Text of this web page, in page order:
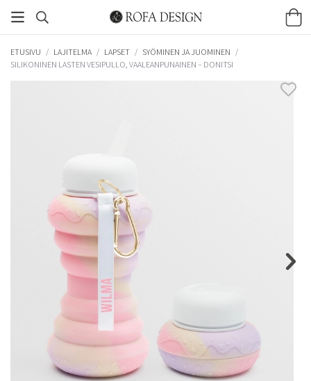
ETUSIVU / LAJITELMA / LAPSET / SYÖMINEN JA JUOMINEN /
SILIKONINEN LASTEN VESIPULLO, VAALEANPUNAINEN – DONITSI